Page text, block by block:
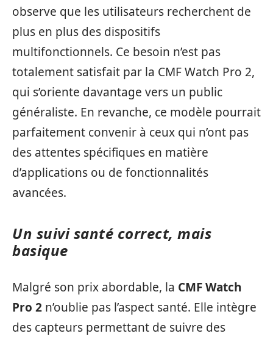
observe que les utilisateurs recherchent de
plus en plus des dispositifs
multifonctionnels. Ce besoin n’est pas
totalement satisfait par la CMF Watch Pro 2,
qui s’oriente davantage vers un public
généraliste. En revanche, ce modèle pourrait
parfaitement convenir à ceux qui n’ont pas
des attentes spécifiques en matière
d’applications ou de fonctionnalités
avancées.
Un suivi santé correct, mais
basique
Malgré son prix abordable, la CMF Watch
Pro 2 n’oublie pas l’aspect santé. Elle intègre
des capteurs permettant de suivre des